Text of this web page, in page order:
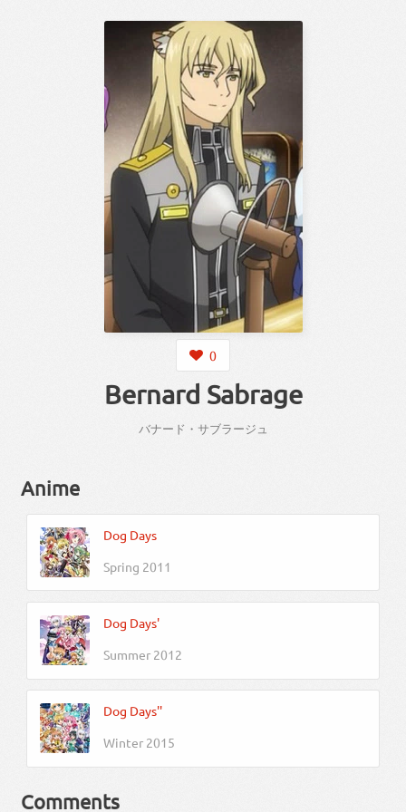
0
Bernard Sabrage
バナード・サブラージュ
Anime
Dog Days
Spring 2011
Dog Days'
Summer 2012
Dog Days''
Winter 2015
Comments